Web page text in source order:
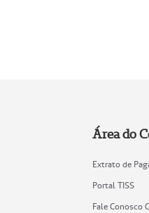
Área do
Extrato de
Portal TISS
Fale Conosco